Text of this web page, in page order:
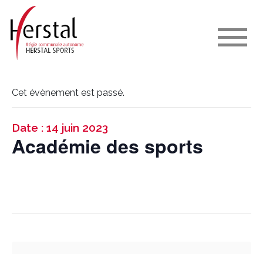
Cet évènement est passé.
Date : 14 juin 2023
Académie des sports